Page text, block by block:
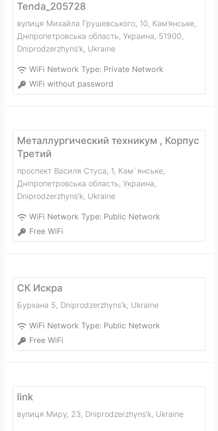
Tenda_205728
вулиця Михайла Грушевського, 10, Кам’янське,
Дніпропетровська область, Украина, 51900,
Dniprodzerzhyns’k, Ukraine
WiFi Network Type: Private Network
WiFi without password
Металлургический техникум , Корпус
Третий
проспект Василя Стуса, 1, Кам`янське,
Дніпропетровська область, Украина,
Dniprodzerzhyns’k, Ukraine
WiFi Network Type: Public Network
Free WiFi
СК Искра
Бурхана 5, Dniprodzerzhyns’k, Ukraine
WiFi Network Type: Public Network
Free WiFi
link
вулиця Миру, 23, Dniprodzerzhyns’k, Ukraine